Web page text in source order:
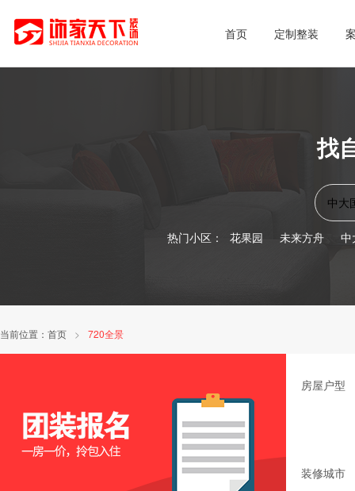
首页 定制整装
找
热门小区： 花果园 未来方舟 中
当前位置： 首页 > 720全景
房屋户型
装修城市